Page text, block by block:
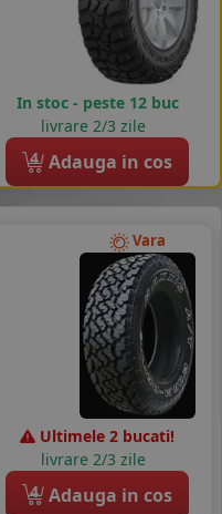
In stoc - peste 12 buc
livrare 2/3 zile
4 Adauga in cos
Vara
Ultimele 2 bucati!
livrare 2/3 zile
4 Adauga in cos